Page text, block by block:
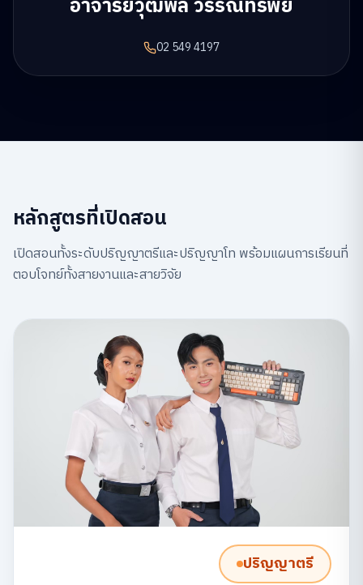
อาจารย์วุฒิพล วรรณทรัพย์
02 549 4197
หลักสูตรที่เปิดสอน
เปิดสอนทั้งระดับปริญญาตรีและปริญญาโท พร้อมแผนการเรียนที่
ตอบโจทย์ทั้งสายงานและสายวิจัย
ปริญญาตรี